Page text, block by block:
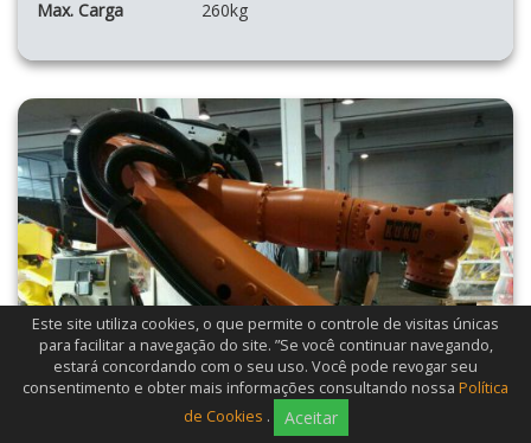
Max. Carga
260kg
Este site utiliza cookies, o que permite o controle de visitas únicas
para facilitar a navegação do site. ”Se você continuar navegando,
estará concordando com o seu uso. Você pode revogar seu
consentimento e obter mais informações consultando nossa Política
de Cookies . Aceitar